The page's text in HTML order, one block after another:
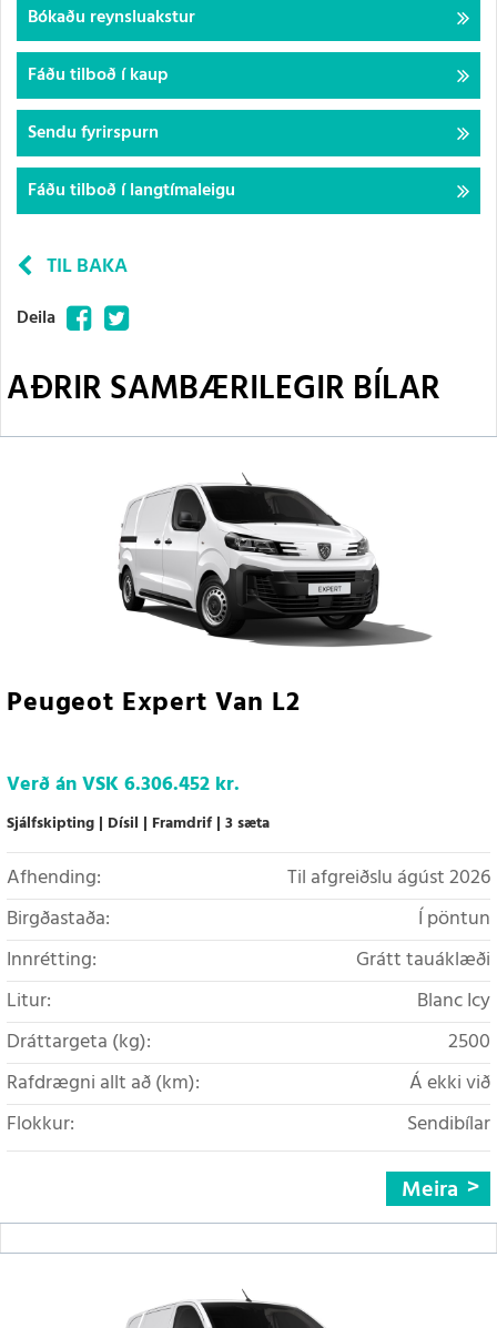
Bókaðu reynsluakstur
Fáðu tilboð í kaup
Sendu fyrirspurn
Fáðu tilboð í langtímaleigu
TIL BAKA
Deila FacebookTwitter
AÐRIR SAMBÆRILEGIR BÍLAR
Peugeot Expert Van L2
Verð án VSK6.306.452 kr.
Sjálfskipting Dísil Framdrif 3 sæta
Afhending:
Til afgreiðslu ágúst 2026
Birgðastaða:
Í pöntun
Innrétting:
Grátt tauáklæði
Litur:
Blanc Icy
Dráttargeta (kg):
2500
Rafdrægni allt að (km):
Á ekki við
Flokkur:
Sendibílar
Meira